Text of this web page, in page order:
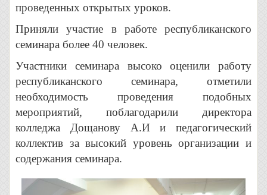
проведенных открытых уроков.
Приняли участие в работе республиканского
семинара более 40 человек.
Участники семинара высоко оценили работу
республиканского семинара, отметили
необходимость проведения подобных
мероприятий, поблагодарили директора
колледжа Дощанову А.И и педагогический
коллектив за высокий уровень организации и
содержания семинара.